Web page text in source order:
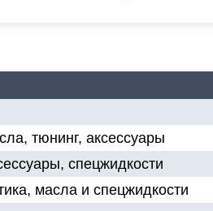
тюнинг, аксессуары
спецжидкости
масла и спецжидкости